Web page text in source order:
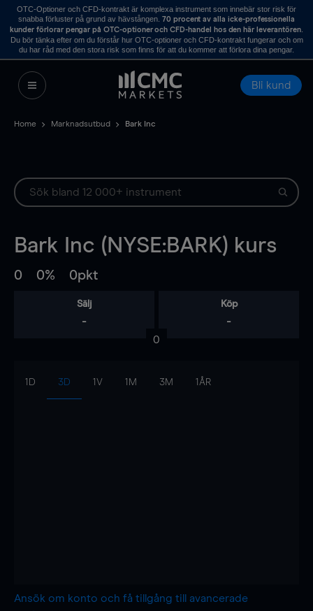
OTC-Optioner och CFD-kontrakt är komplexa instrument som innebär stor risk för
snabba förluster på grund av hävstången. 70 procent av alla icke-professionella
kunder förlorar pengar på OTC-optioner och CFD-handel hos den här leverantören.
Du bör tänka efter om du förstår hur OTC-optioner och CFD-kontrakt fungerar och om
du har råd med den stora risk som finns för att du kommer att förlora dina pengar.
Bli kund
Home Marknadsutbud Bark Inc
Bark Inc (NYSE:BARK) kurs
0 0% 0pkt
Sälj
-
Köp
-
0
1D 3D 1V 1M 3M 1ÅR
Ansök om konto och få tillgång till avancerade